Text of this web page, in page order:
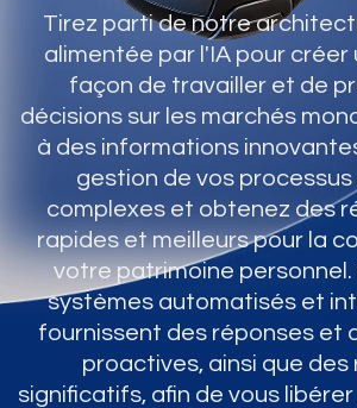
Tirez parti de notre
alimentée par l'IA pour créer
façon de travailler et de
décisions sur les marchés
à des informations
gestion de vos processus
complexes et obtenez des
rapides et meilleurs pour la
votre patrimoine personnel.
systèmes automatisés et
fournissent des réponses et
proactives, ainsi que
significatifs, afin de vous